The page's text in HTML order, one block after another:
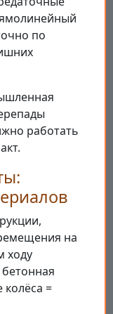
по
работать
на
ходу
=